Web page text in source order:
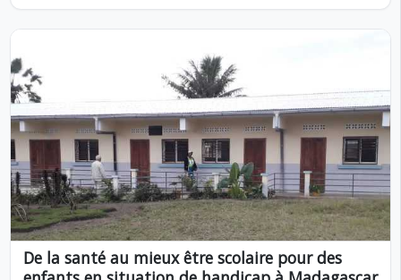
De la santé au mieux être scolaire pour des